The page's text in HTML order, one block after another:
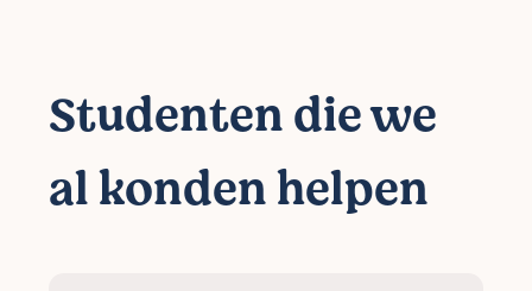
Studenten die we
al konden helpen